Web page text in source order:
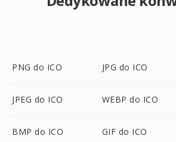
PNG do ICO JPG do ICO
JPEG do ICO WEBP do ICO
BMP do ICO GIF do ICO